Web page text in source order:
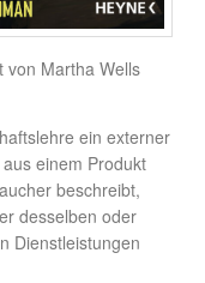
von Martha Wells
ein externer
einem Produkt
beschreibt,
desselben oder
Dienstleistungen